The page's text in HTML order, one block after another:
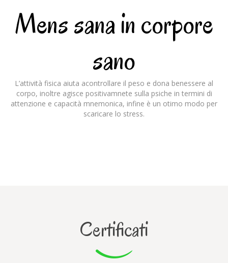
Mens sana in corpore
sano
L’attività fisica aiuta acontrollare il peso e dona benessere al
corpo, inoltre agisce positivamnete sulla psiche in termini di
attenzione e capacità mnemonica, infine è un otimo modo per
scaricare lo stress.
Certificati